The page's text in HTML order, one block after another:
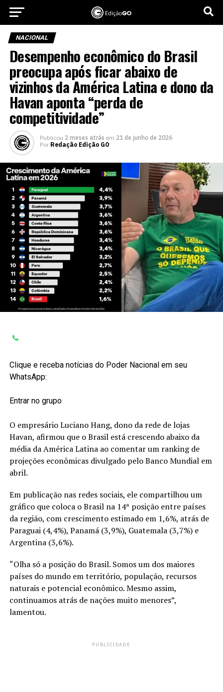
NACIONAL
Desempenho econômico do Brasil
preocupa após ficar abaixo de
vizinhos da América Latina e dono da
Havan aponta “perda de
competitividade”
Publicou 2 meses atrás em 21 de junho de 2026
Por Redação Edição GO
Clique e receba notícias do Poder Nacional em seu
WhatsApp:
Entrar no grupo
O empresário Luciano Hang, dono da rede de lojas
Havan, afirmou que o Brasil está crescendo abaixo da
média da América Latina ao comentar um ranking de
projeções econômicas divulgado pelo Banco Mundial em
abril.
Em publicação nas redes sociais, ele compartilhou um
gráfico que coloca o Brasil na 14ª posição entre países
da região, com crescimento estimado em 1,6%, atrás de
Paraguai (4,4%), Panamá (3,9%), Guatemala (3,7%) e
Argentina (3,6%).
“Olha só a posição do Brasil. Somos um dos maiores
países do mundo em território, população, recursos
naturais e potencial econômico. Mesmo assim,
continuamos atrás de nações muito menores”,
lamentou.
PUBLICIDADE